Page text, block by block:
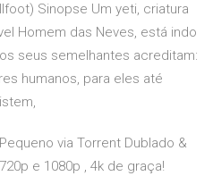
Sinopse Um yeti, criatura
Homem das Neves, está indo
seus semelhantes acreditam:
humanos, para eles até
via Torrent Dublado &
e 1080p , 4k de graça!